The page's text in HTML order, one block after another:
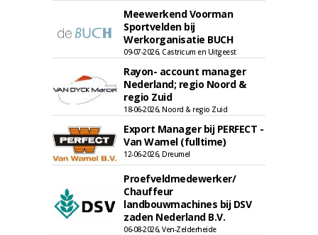
Meewerkend Voorman
Sportvelden bij
Werkorganisatie BUCH
09-07-2026, Castricum en Uitgeest
Rayon- account manager
Nederland; regio Noord &
regio Zuid
18-06-2026, Noord & regio Zuid
Export Manager bij PERFECT -
Van Wamel (fulltime)
12-06-2026, Dreumel
Proefveldmedewerker/
Chauffeur
landbouwmachines bij DSV
zaden Nederland B.V.
06-08-2026, Ven-Zelderheide